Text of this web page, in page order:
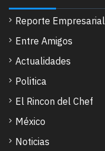
Reporte Empresarial
Entre Amigos
Actualidades
Politica
El Rincon del Chef
México
Noticias